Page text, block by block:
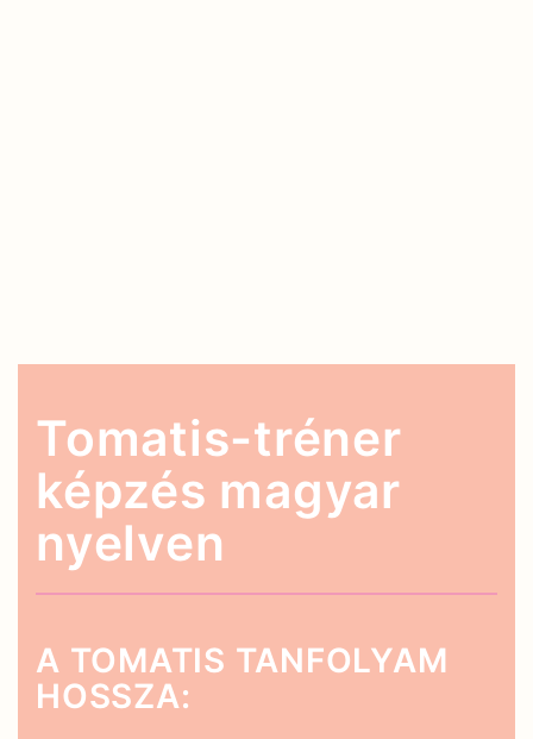
Tomatis-tréner
képzés magyar
nyelven
A TOMATIS TANFOLYAM
HOSSZA: